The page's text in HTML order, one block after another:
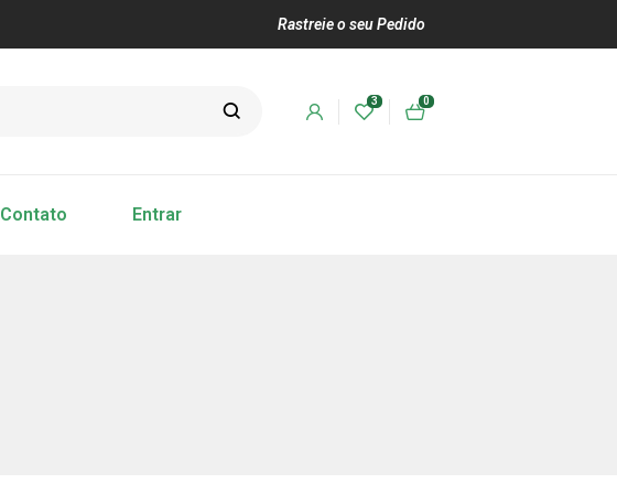
Rastreie o seu Pedido
3 0
Contato Entrar